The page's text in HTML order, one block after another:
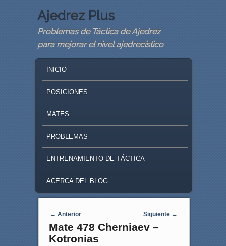
Ajedrez Plus
Problemas de Táctica de Ajedrez
para mejorar el nivel ajedrecístico
SKIP TO PRIMARY CONTENT
SKIP TO SECONDARY CONTENT
INICIO
POSICIONES
MATES
PROBLEMAS
ENTRENAMIENTO DE TÁCTICA
ACERCA DEL BLOG
Navegaci�n de entradas
← Anterior Siguiente →
Mate 478 Cherniaev –
Kotronias